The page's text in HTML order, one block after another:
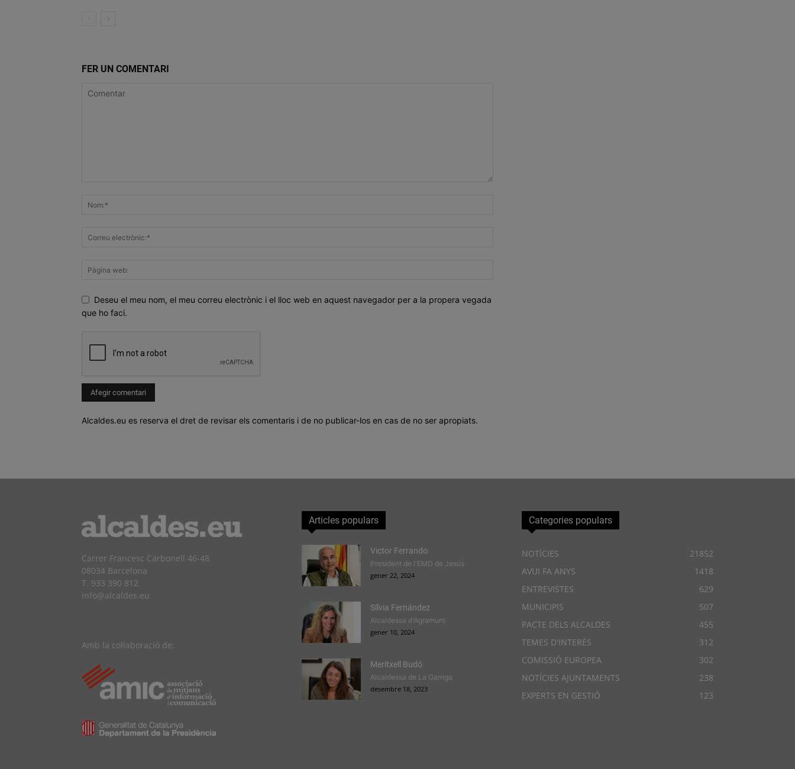
FER UN COMENTARI
Deseu el meu nom, el meu correu electrònic i el lloc web en aquest navegador per a la propera vegada
que ho faci.
Alcaldes.eu es reserva el dret de revisar els comentaris i de no publicar-los en cas de no ser apropiats.
Carrer Francesc Carbonell 46-48
08034 Barcelona
T. 933 390 812
info@alcaldes.eu
Amb la col·laboració de:
Articles populars
Victor Ferrando
President de l'EMD de Jesús
gener 22, 2024
Sílvia Fernández
Alcaldessa d'Agramunt
gener 10, 2024
Meritxell Budó
Alcaldessa de La Garriga
desembre 18, 2023
Categories populars
NOTÍCIES
21852
AVUI FA ANYS
1418
ENTREVISTES
629
MUNICIPIS
507
PACTE DELS ALCALDES
455
TEMES D'INTERÈS
312
COMISSIÓ EUROPEA
302
NOTÍCIES AJUNTAMENTS
238
EXPERTS EN GESTIÓ
123